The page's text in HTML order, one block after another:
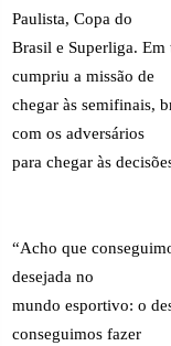
Paulista, Copa do
Brasil e Superliga.
cumpriu a missão de
chegar às semifinais,
com os adversários
para chegar às
“Acho que
desejada no
mundo esportivo: o
conseguimos fazer